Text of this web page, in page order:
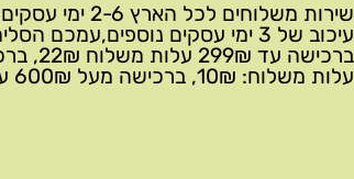
שירות משלוחים
עיכוב של 3 ימי עסקים
עלות משלוח: 10₪, ברכישה מעל 600₪ עלות משלוח חינם